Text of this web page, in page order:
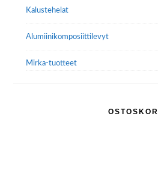
Kalustehelat
Alumiini­komposiitti­levyt
Mirka-tuotteet
OSTOSKORI